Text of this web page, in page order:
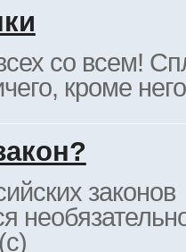
со всем!
кроме
законов